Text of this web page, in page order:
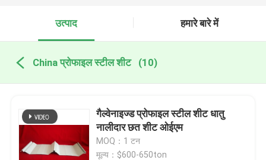
उत्पाद हमारे बारे में
China प्रोफाइल स्टील शीट (10)
गैल्वेनाइज्ड प्रोफाइल स्टील शीट धातु
नालीदार छत शीट ओईएम
MOQ：1 टन
मूल्य：$600-650ton